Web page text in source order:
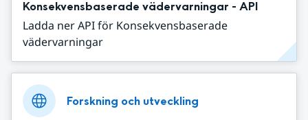
Konsekvensbaserade vädervarningar - API
Ladda ner API för Konsekvensbaserade
vädervarningar
Forskning och utveckling